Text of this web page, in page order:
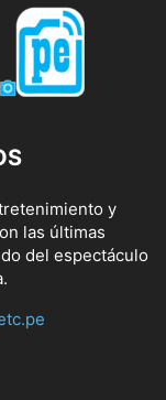
y
las últimas
del espectáculo